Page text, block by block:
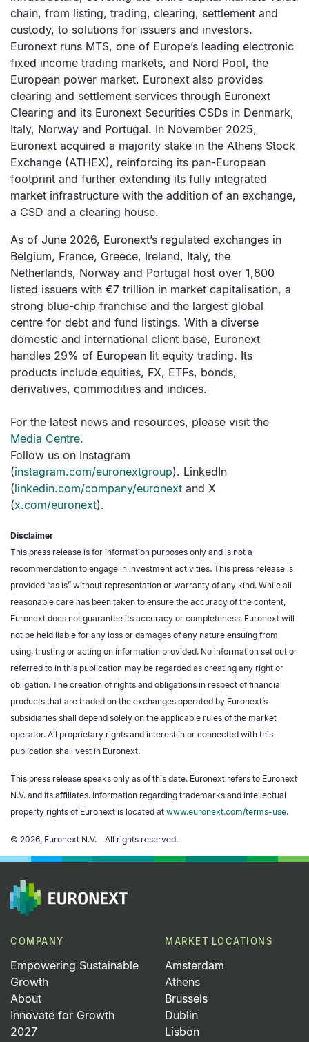
chain, from listing, trading, clearing, settlement and
custody, to solutions for issuers and investors.
Euronext runs MTS, one of Europe’s leading electronic
fixed income trading markets, and Nord Pool, the
European power market. Euronext also provides
clearing and settlement services through Euronext
Clearing and its Euronext Securities CSDs in Denmark,
Italy, Norway and Portugal. In November 2025,
Euronext acquired a majority stake in the Athens Stock
Exchange (ATHEX), reinforcing its pan-European
footprint and further extending its fully integrated
market infrastructure with the addition of an exchange,
a CSD and a clearing house.
As of June 2026, Euronext’s regulated exchanges in
Belgium, France, Greece, Ireland, Italy, the
Netherlands, Norway and Portugal host over 1,800
listed issuers with €7 trillion in market capitalisation, a
strong blue-chip franchise and the largest global
centre for debt and fund listings. With a diverse
domestic and international client base, Euronext
handles 29% of European lit equity trading. Its
products include equities, FX, ETFs, bonds,
derivatives, commodities and indices.
For the latest news and resources, please visit the
Media Centre.
Follow us on Instagram
(instagram.com/euronextgroup). LinkedIn
(linkedin.com/company/euronext and X
(x.com/euronext).
Disclaimer
This press release is for information purposes only and is not a
recommendation to engage in investment activities. This press release is
provided “as is” without representation or warranty of any kind. While all
reasonable care has been taken to ensure the accuracy of the content,
Euronext does not guarantee its accuracy or completeness. Euronext will
not be held liable for any loss or damages of any nature ensuing from
using, trusting or acting on information provided. No information set out or
referred to in this publication may be regarded as creating any right or
obligation. The creation of rights and obligations in respect of financial
products that are traded on the exchanges operated by Euronext’s
subsidiaries shall depend solely on the applicable rules of the market
operator. All proprietary rights and interest in or connected with this
publication shall vest in Euronext.
This press release speaks only as of this date. Euronext refers to Euronext
N.V. and its affiliates. Information regarding trademarks and intellectual
property rights of Euronext is located at www.euronext.com/terms-use.
© 2026, Euronext N.V. - All rights reserved.
COMPANY
Empowering Sustainable
Growth
About
Innovate for Growth
2027
MARKET LOCATIONS
Amsterdam
Athens
Brussels
Dublin
Lisbon